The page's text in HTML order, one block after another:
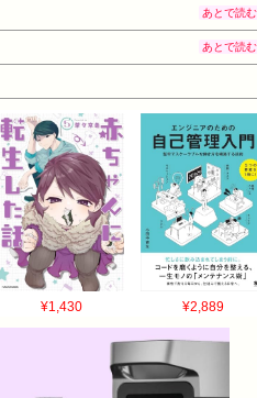
あとで読む
あとで読む
¥1,430 ¥2,889